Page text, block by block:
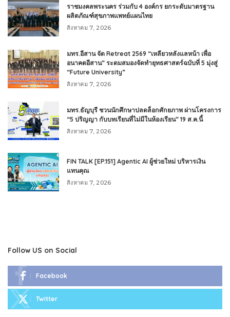
ราชมงคลพระนคร ร่วมกับ 4 องค์กร ยกระดับมาตรฐาน
ผลิตภัณฑ์สุขภาพแพทย์แผนไทย
สิงหาคม 7, 2026
มทร.อีสาน จัด Retreat 2569 “เหลียวหลังแลหน้า เพื่อ
อนาคตอีสาน” ระดมสมองจัดทำยุทธศาสตร์ฉบับที่ 5 มุ่งสู่
“Future University”
สิงหาคม 7, 2026
มทร.ธัญบุรี ชวนนักศึกษาปลดล็อกศักยภาพ ผ่านโครงการ
“5 ปริญญา กับบทเรียนที่ไม่มีในห้องเรียน” 19 ส.ค.นี้
สิงหาคม 7, 2026
FIN TALK [EP.151] Agentic AI ผู้ช่วยใหม่ บริหารเงิน
แทนคุณ
สิงหาคม 7, 2026
Follow US on Social
Facebook
Twitter